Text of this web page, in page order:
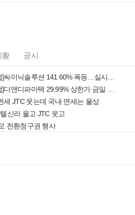
황 공시
세 JTC 웃는데 국내 면세는 울상
텔신라 울고 JTC 웃고
전환청구권 행사